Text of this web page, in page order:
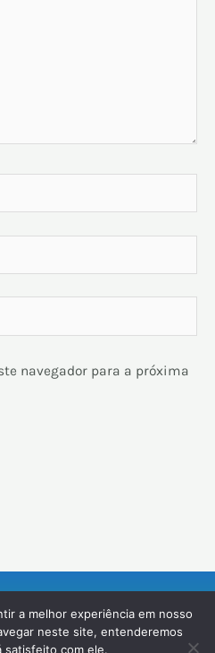
navegador para a próxima
Y
o
T
i
a melhor experiência em nosso
neste site, entenderemos
satisfeito com ele.